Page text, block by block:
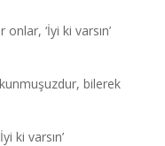
‘İyi ki varsın’
bilerek
ki varsın’